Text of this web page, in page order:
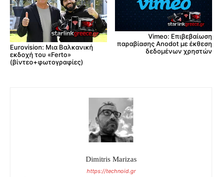
Eurovision: Μια Βαλκανική
εκδοχή του «Ferto»
(βίντεο+φωτογραφίες)
Vimeo: Επιβεβαίωση
παραβίασης Anodot με έκθεση
δεδομένων χρηστών
Dimitris Marizas
https://technoid.gr